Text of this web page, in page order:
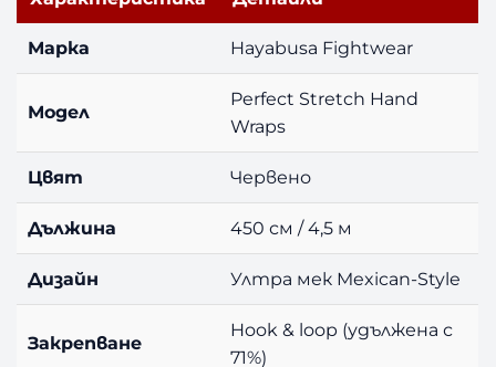
Марка Hayabusa Fightwear
Модел
Perfect Stretch Hand
Wraps
Цвят Червено
Дължина 450 см / 4,5 м
Дизайн Ултра мек Mexican-Style
Закрепване
Hook & loop (удължена с
71%)